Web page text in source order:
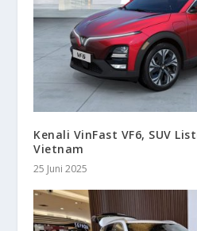
Kenali VinFast VF6, SUV
Vietnam
25 Juni 2025